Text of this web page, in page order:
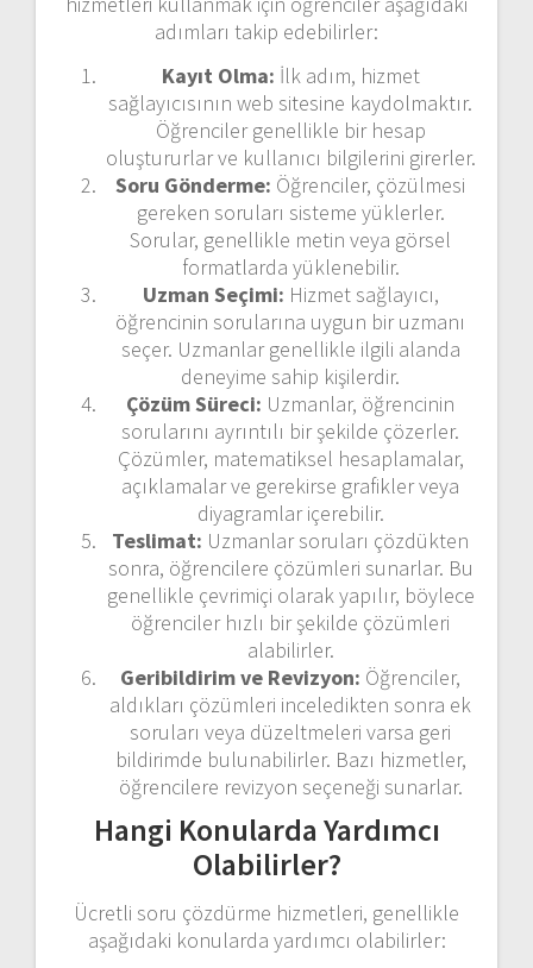
adımları takip edebilirler:
Kayıt Olma: İlk adım, hizmet
sağlayıcısının web sitesine kaydolmaktır.
Öğrenciler genellikle bir hesap
oluştururlar ve kullanıcı bilgilerini girerler.
Soru Gönderme: Öğrenciler, çözülmesi
gereken soruları sisteme yüklerler.
Sorular, genellikle metin veya görsel
formatlarda yüklenebilir.
Uzman Seçimi: Hizmet sağlayıcı,
öğrencinin sorularına uygun bir uzmanı
seçer. Uzmanlar genellikle ilgili alanda
deneyime sahip kişilerdir.
Çözüm Süreci: Uzmanlar, öğrencinin
sorularını ayrıntılı bir şekilde çözerler.
Çözümler, matematiksel hesaplamalar,
açıklamalar ve gerekirse grafikler veya
diyagramlar içerebilir.
Teslimat: Uzmanlar soruları çözdükten
sonra, öğrencilere çözümleri sunarlar. Bu
genellikle çevrimiçi olarak yapılır, böylece
öğrenciler hızlı bir şekilde çözümleri
alabilirler.
Geribildirim ve Revizyon: Öğrenciler,
aldıkları çözümleri inceledikten sonra ek
soruları veya düzeltmeleri varsa geri
bildirimde bulunabilirler. Bazı hizmetler,
öğrencilere revizyon seçeneği sunarlar.
Hangi Konularda Yardımcı
Olabilirler?
Ücretli soru çözdürme hizmetleri, genellikle
aşağıdaki konularda yardımcı olabilirler: